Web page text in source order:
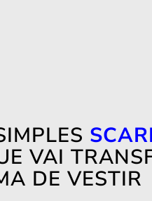
VAI
DE VESTIR